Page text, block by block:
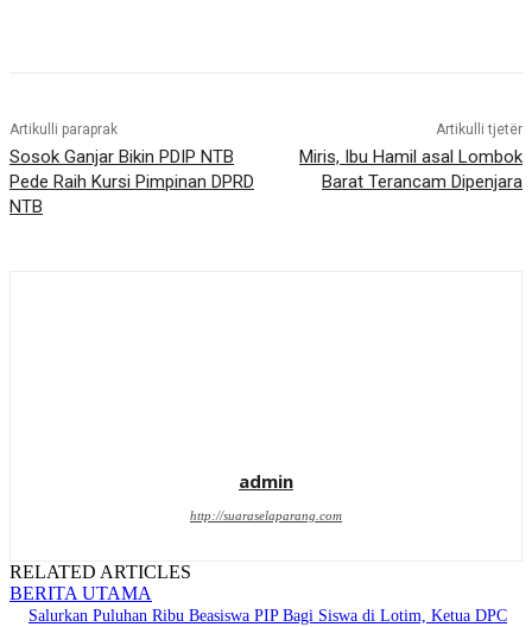
Artikulli paraprak
Sosok Ganjar Bikin PDIP NTB
Pede Raih Kursi Pimpinan DPRD
NTB
Artikulli tjetër
Miris, Ibu Hamil asal Lombok
Barat Terancam Dipenjara
admin
http://suaraselaparang.com
RELATED ARTICLES
BERITA UTAMA
Salurkan Puluhan Ribu Beasiswa PIP Bagi Siswa di Lotim, Ketua DPC